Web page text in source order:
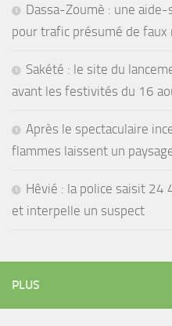
Dassa-Zoumè : une
pour trafic présumé de faux
Sakété : le site du
avant les festivités du 16
Après le spectaculaire
flammes laissent un
Hêvié : la police saisit 24
et interpelle un suspect
PLUS